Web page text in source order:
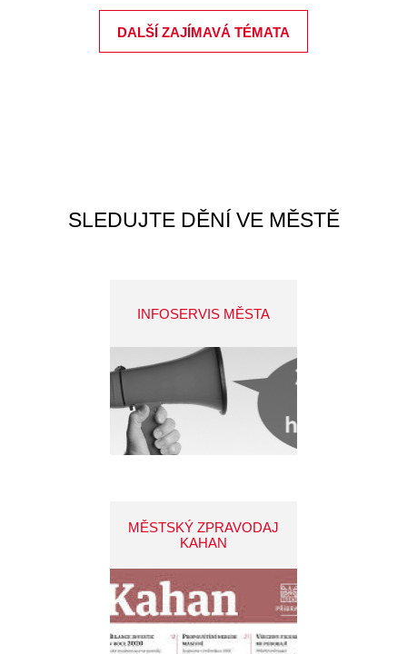
DALŠÍ ZAJÍMAVÁ TÉMATA
SLEDUJTE DĚNÍ VE MĚSTĚ
INFOSERVIS MĚSTA
MĚSTSKÝ ZPRAVODAJ
KAHAN